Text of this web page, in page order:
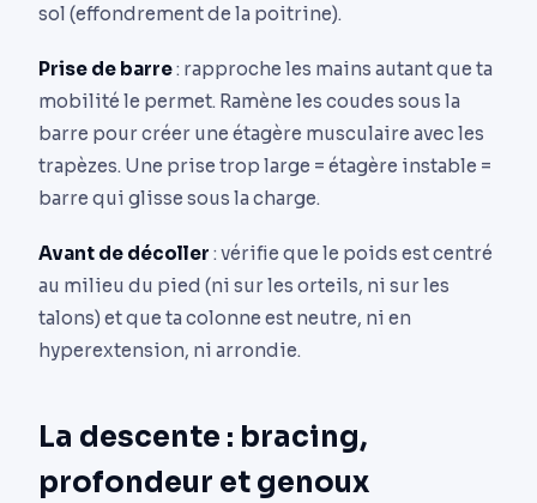
sol (effondrement de la poitrine).
Prise de barre: rapproche les mains autant que ta
mobilité le permet. Ramène les coudes sous la
barre pour créer une étagère musculaire avec les
trapèzes. Une prise trop large = étagère instable =
barre qui glisse sous la charge.
Avant de décoller : vérifie que le poids est centré
au milieu du pied (ni sur les orteils, ni sur les
talons) et que ta colonne est neutre, ni en
hyperextension, ni arrondie.
La descente : bracing,
profondeur et genoux